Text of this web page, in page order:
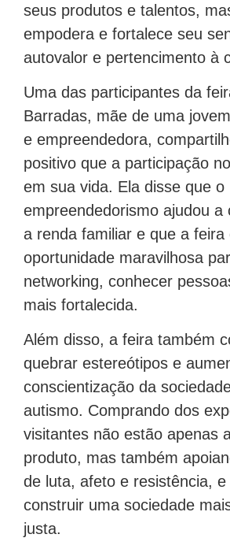
seus produtos e talentos,
empodera e fortalece seu
autovalor e pertencimento à
Uma das participantes da
Barradas, mãe de uma
e empreendedora,
positivo que a participação
em sua vida. Ela disse que o
empreendedorismo ajudou a
a renda familiar e que a feira
oportunidade maravilhosa
networking, conhecer
mais fortalecida.
Além disso, a feira também
quebrar estereótipos e
conscientização da
autismo. Comprando dos
visitantes não estão apenas
produto, mas também
de luta, afeto e resistência, e
construir uma sociedade
justa.